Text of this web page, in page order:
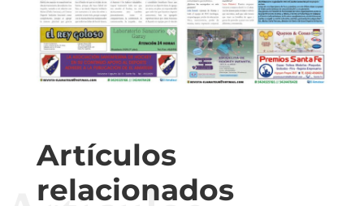
Artículos
relacionados